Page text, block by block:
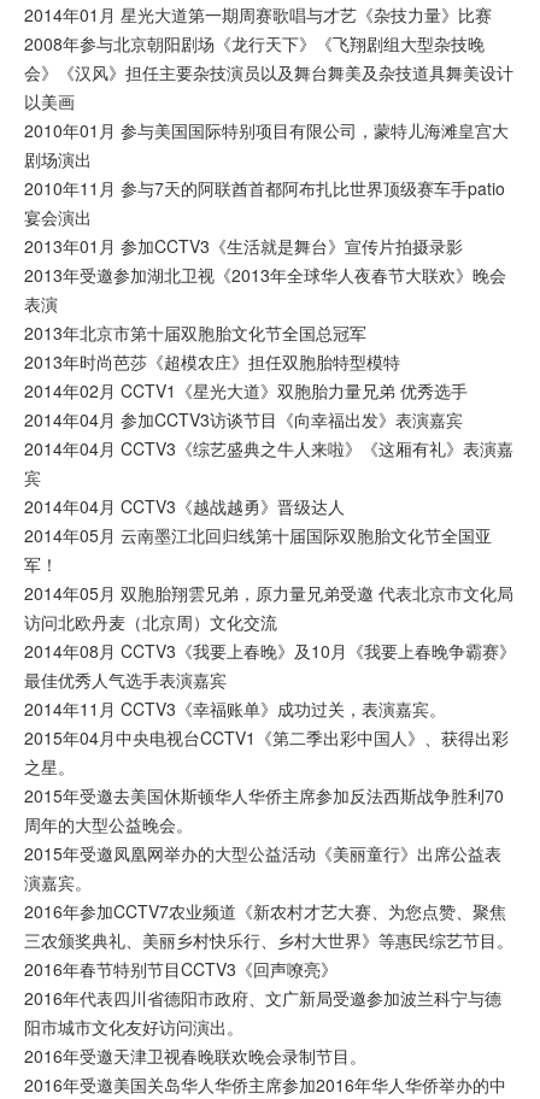
2014年01月 星光大道第一期周赛歌唱与才艺《杂技力量》比赛
2008年参与北京朝阳剧场《龙行天下》《飞翔剧组大型杂技晚
会》《汉风》担任主要杂技演员以及舞台舞美及杂技道具舞美设计
以美画
2010年01月 参与美国国际特别项目有限公司，蒙特儿海滩皇宫大
剧场演出
2010年11月 参与7天的阿联酋首都阿布扎比世界顶级赛车手patio
宴会演出
2013年01月 参加CCTV3《生活就是舞台》宣传片拍摄录影
2013年受邀参加湖北卫视《2013年全球华人夜春节大联欢》晚会
表演
2013年北京市第十届双胞胎文化节全国总冠军
2013年时尚芭莎《超模农庄》担任双胞胎特型模特
2014年02月 CCTV1《星光大道》双胞胎力量兄弟 优秀选手
2014年04月 参加CCTV3访谈节目《向幸福出发》表演嘉宾
2014年04月 CCTV3《综艺盛典之牛人来啦》《这厢有礼》表演嘉
宾
2014年04月 CCTV3《越战越勇》晋级达人
2014年05月 云南墨江北回归线第十届国际双胞胎文化节全国亚
军！
2014年05月 双胞胎翔雲兄弟，原力量兄弟受邀 代表北京市文化局
访问北欧丹麦（北京周）文化交流
2014年08月 CCTV3《我要上春晚》及10月《我要上春晚争霸赛》
最佳优秀人气选手表演嘉宾
2014年11月 CCTV3《幸福账单》成功过关，表演嘉宾。
2015年04月中央电视台CCTV1《第二季出彩中国人》、获得出彩
之星。
2015年受邀去美国休斯顿华人华侨主席参加反法西斯战争胜利70
周年的大型公益晚会。
2015年受邀凤凰网举办的大型公益活动《美丽童行》出席公益表
演嘉宾。
2016年参加CCTV7农业频道《新农村才艺大赛、为您点赞、聚焦
三农颁奖典礼、美丽乡村快乐行、乡村大世界》等惠民综艺节目。
2016年春节特别节目CCTV3《回声嘹亮》
2016年代表四川省德阳市政府、文广新局受邀参加波兰科宁与德
阳市城市文化友好访问演出。
2016年受邀天津卫视春晚联欢晚会录制节目。
2016年受邀美国关岛华人华侨主席参加2016年华人华侨举办的中